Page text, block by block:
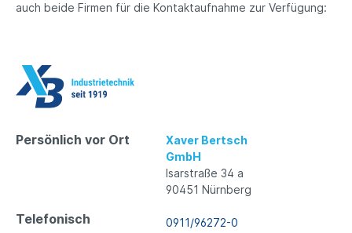
auch beide Firmen für die Kontaktaufnahme zur Verfügung:
Persönlich vor Ort
Telefonisch
Xaver Bertsch
GmbH
Isarstraße 34 a
90451 Nürnberg
0911/96272-0